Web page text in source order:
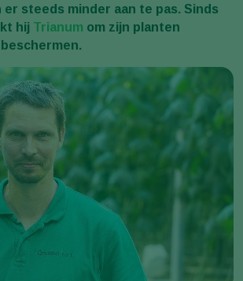
er steeds minder aan te pas. Sinds
hij Trianum om zijn planten